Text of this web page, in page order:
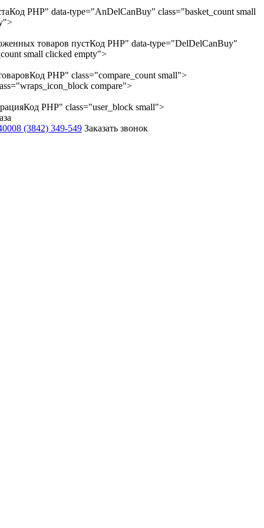
Код PHP" data-type="AnDelCanBuy" class="basket_count small
товаров пустКод PHP" data-type="DelDelCanBuy"
small clicked empty">
Код PHP" class="compare_count small">
compare">
Код PHP" class="user_block small">
8 (3842) 349-549 Заказать звонок